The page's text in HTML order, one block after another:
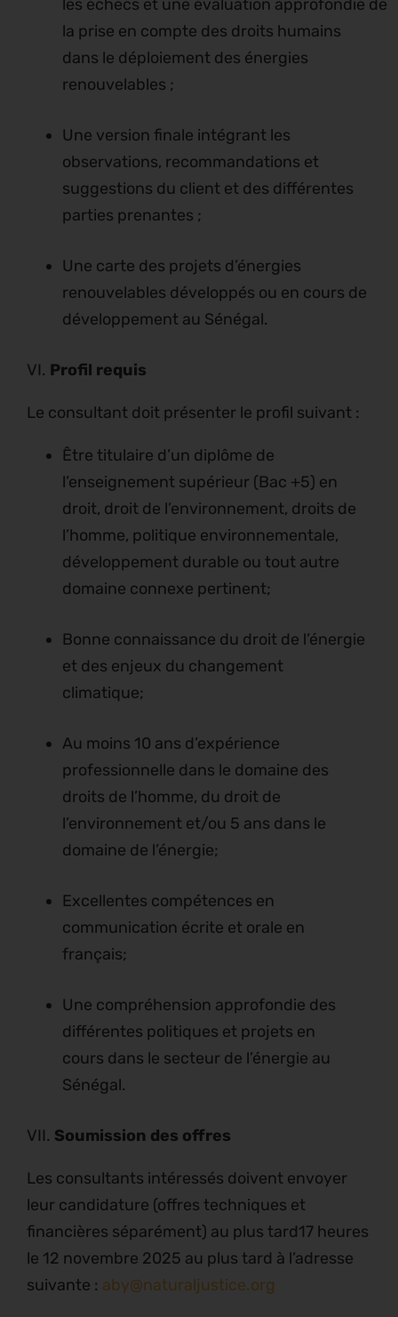
les échecs et une évaluation approfondie de
la prise en compte des droits humains
dans le déploiement des énergies
renouvelables ;
Une version finale intégrant les
observations, recommandations et
suggestions du client et des différentes
parties prenantes ;
Une carte des projets d’énergies
renouvelables développés ou en cours de
développement au Sénégal.
VI. Profil requis
Le consultant doit présenter le profil suivant :
Être titulaire d’un diplôme de
l’enseignement supérieur (Bac +5) en
droit, droit de l’environnement, droits de
l’homme, politique environnementale,
développement durable ou tout autre
domaine connexe pertinent;
Bonne connaissance du droit de l’énergie
et des enjeux du changement
climatique;
Au moins 10 ans d’expérience
professionnelle dans le domaine des
droits de l’homme, du droit de
l’environnement et/ou 5 ans dans le
domaine de l’énergie;
Excellentes compétences en
communication écrite et orale en
français;
Une compréhension approfondie des
différentes politiques et projets en
cours dans le secteur de l’énergie au
Sénégal.
VII. Soumission des offres
Les consultants intéressés doivent envoyer
leur candidature (offres techniques et
financières séparément) au plus tard17 heures
le 12 novembre 2025 au plus tard à l’adresse
suivante : aby@naturaljustice.org